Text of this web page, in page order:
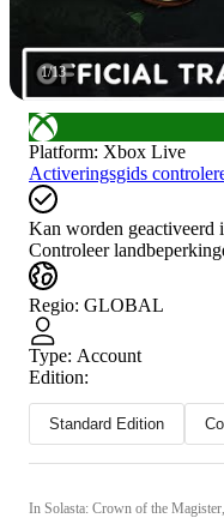
1/13
Platform: Xbox Live
Activeringsgids
Kan worden geactiveerd
Controleer
Regio: GLOBAL
Type: Account
Edition:
Standard Edition
In Solasta: Crown of the